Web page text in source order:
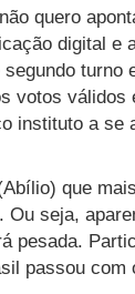
quero
digital e
votos
instituto a
que
seja,
pesada.
passou com